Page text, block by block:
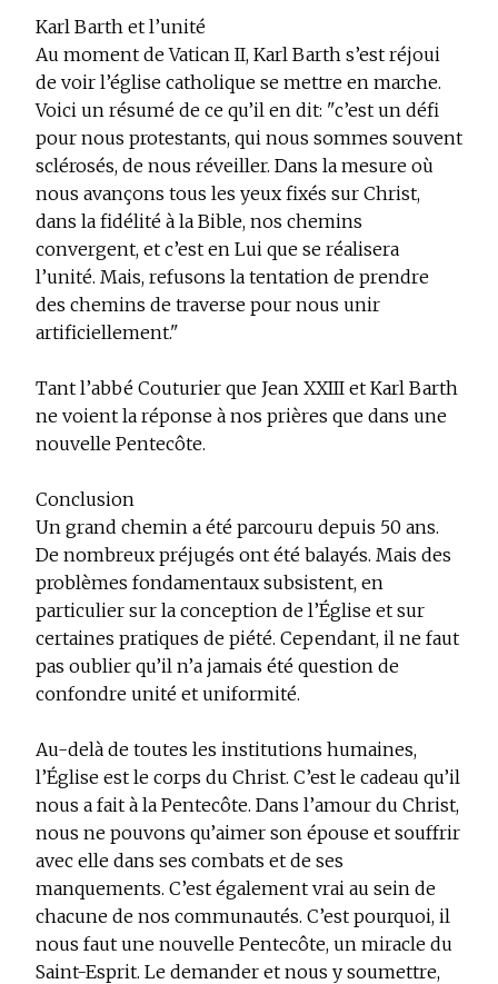
Karl Barth et l’unité
Au moment de Vatican II, Karl Barth s’est réjoui
de voir l’église catholique se mettre en marche.
Voici un résumé de ce qu’il en dit: "c’est un défi
pour nous protestants, qui nous sommes souvent
sclérosés, de nous réveiller. Dans la mesure où
nous avançons tous les yeux fixés sur Christ,
dans la fidélité à la Bible, nos chemins
convergent, et c’est en Lui que se réalisera
l’unité. Mais, refusons la tentation de prendre
des chemins de traverse pour nous unir
artificiellement."
Tant l’abbé Couturier que Jean XXIII et Karl Barth
ne voient la réponse à nos prières que dans une
nouvelle Pentecôte.
Conclusion
Un grand chemin a été parcouru depuis 50 ans.
De nombreux préjugés ont été balayés. Mais des
problèmes fondamentaux subsistent, en
particulier sur la conception de l’Église et sur
certaines pratiques de piété. Cependant, il ne faut
pas oublier qu’il n’a jamais été question de
confondre unité et uniformité.
Au-delà de toutes les institutions humaines,
l’Église est le corps du Christ. C’est le cadeau qu’il
nous a fait à la Pentecôte. Dans l’amour du Christ,
nous ne pouvons qu’aimer son épouse et souffrir
avec elle dans ses combats et de ses
manquements. C’est également vrai au sein de
chacune de nos communautés. C’est pourquoi, il
nous faut une nouvelle Pentecôte, un miracle du
Saint-Esprit. Le demander et nous y soumettre,